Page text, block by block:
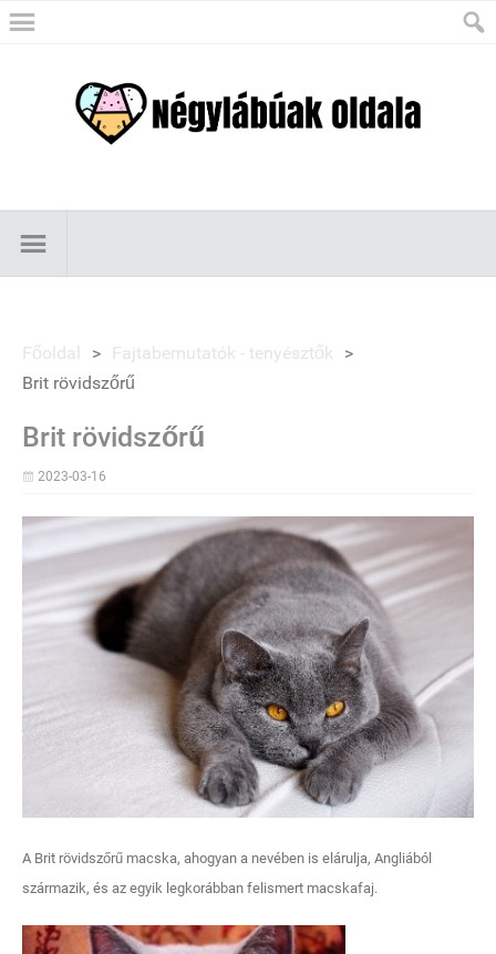
Főoldal > Fajtabemutatók - tenyésztők
>
Brit rövidszőrű
Brit rövidszőrű
2023-03-16
A Brit rövidszőrű macska, ahogyan a nevében is elárulja, Angliából
származik, és az egyik legkorábban felismert macskafaj.